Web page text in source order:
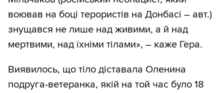
воював на боці терористів на Донбасі – авт.)
знущався не лише над живими, а й над
мертвими, над їхніми тілами», – каже Гера.
Виявилось, що тіло діставала Оленина
подруга-ветеранка, якій на той час було 18